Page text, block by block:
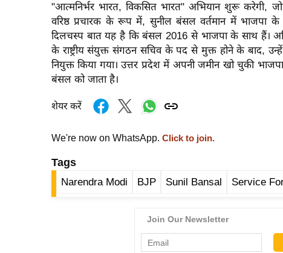
"आत्मनिर्भर भारत, विकसित भारत" अभियान शुरू करेगी,
वरिष्ठ प्रचारक के रूप में, सुनील बंसल वर्तमान में भाजपा के
दिलचस्प बात यह है कि बंसल 2016 से भाजपा के साथ हैं। अखिल
के राष्ट्रीय संयुक्त संगठन सचिव के पद से मुक्त होने के बाद,
नियुक्त किया गया। उत्तर प्रदेश में अपनी जमीन खो चुकी
बंसल को जाता है।
शेयर करें
We're now on WhatsApp. Click to join.
Tags
Narendra Modi BJP Sunil Bansal Service